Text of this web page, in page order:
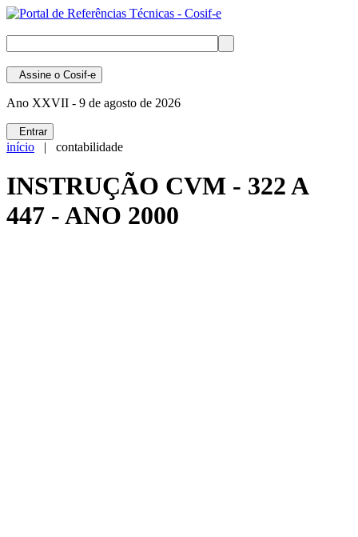
Assine o Cosif-e
Ano XXVII - 9 de agosto de 2026
Entrar
início | contabilidade
INSTRUÇÃO CVM - 322 A
447 - ANO 2000